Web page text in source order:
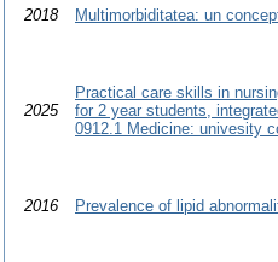
2018 Multimorbiditatea: un
2025
Practical care skills in
for 2 year students,
0912.1 Medicine: univesity
2016 Prevalence of lipid